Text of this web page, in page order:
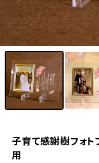
子育て感謝樹フォト
用